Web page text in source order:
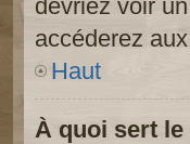
devriez voir
accéderez
Haut
À quoi sert le